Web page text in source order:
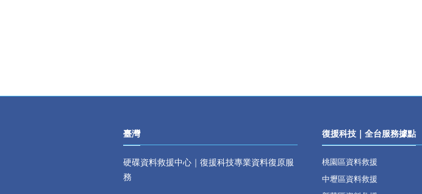
臺灣
硬碟資料救援中心｜復援科技專業資料復原服
務
復援科技｜全台服務據點
桃園區資料救援
中壢區資料救援